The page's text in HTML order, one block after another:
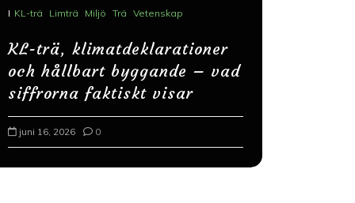
I KL-trä Limträ Miljö Trä Vetenskap
KL-trä, klimatdeklarationer
och hållbart byggande – vad
siffrorna faktiskt visar
juni 16, 2026 0